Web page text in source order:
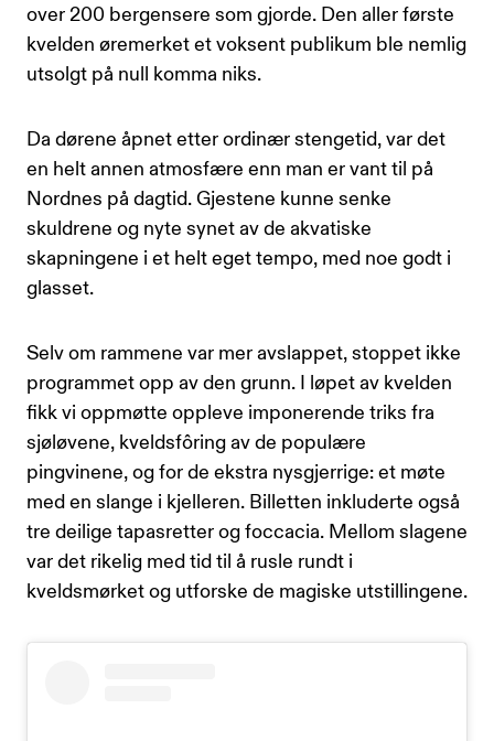
over 200 bergensere som gjorde. Den aller første
kvelden øremerket et voksent publikum ble nemlig
utsolgt på null komma niks.
Da dørene åpnet etter ordinær stengetid, var det
en helt annen atmosfære enn man er vant til på
Nordnes på dagtid. Gjestene kunne senke
skuldrene og nyte synet av de akvatiske
skapningene i et helt eget tempo, med noe godt i
glasset.
Selv om rammene var mer avslappet, stoppet ikke
programmet opp av den grunn. I løpet av kvelden
fikk vi oppmøtte oppleve imponerende triks fra
sjøløvene, kveldsfôring av de populære
pingvinene, og for de ekstra nysgjerrige: et møte
med en slange i kjelleren. Billetten inkluderte også
tre deilige tapasretter og foccacia. Mellom slagene
var det rikelig med tid til å rusle rundt i
kveldsmørket og utforske de magiske utstillingene.